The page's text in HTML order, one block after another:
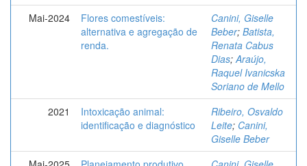
Mai-2024
Flores comestíveis:
alternativa e agregação de
renda.
Canini, Giselle
Beber; Batista,
Renata Cabus
Dias;Araújo,
Raquel Ivanicska
Soriano de Mello
2021
Intoxicação animal:
identificação e diagnóstico
Ribeiro, Osvaldo
Leite; Canini,
Giselle Beber